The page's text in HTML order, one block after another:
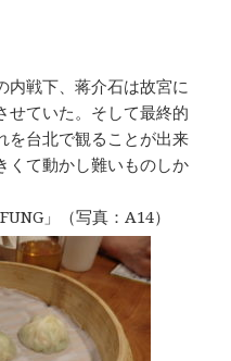
内戦下、蒋介石は故宮に
せていた。そして最終的
を台北で観ることが出来
くて動かし難いものしか
」（写真：A14）